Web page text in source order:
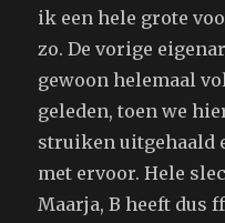
ik een hele grote
zo. De vorige
gewoon helemaal
geleden, toen we
struiken uitgehaald
met ervoor. Hele
Maarja, B heeft dus